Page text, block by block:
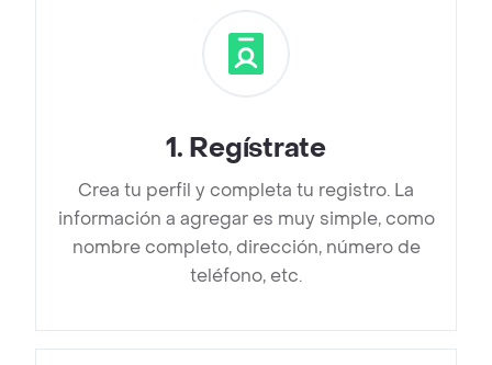
1. Regístrate
Crea tu perfil y completa tu registro. La
información a agregar es muy simple, como
nombre completo, dirección, número de
teléfono, etc.